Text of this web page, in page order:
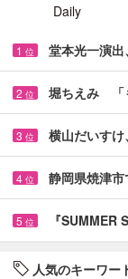
Daily
1 位 堂本光一演
2 位 堀ちえみ 「
3 位 横山だいす
4 位 静岡県焼津
5 位 『
人気のキーワー